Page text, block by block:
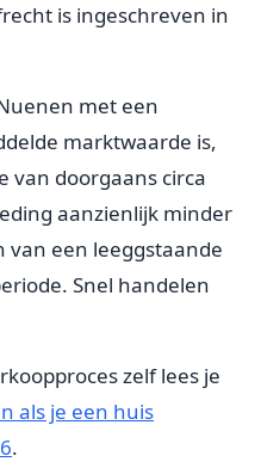
is ingeschreven in
met een
marktwaarde is,
van doorgaans circa
aanzienlijk minder
van een leeggstaande
Snel handelen
zelf lees je
als je een huis
.